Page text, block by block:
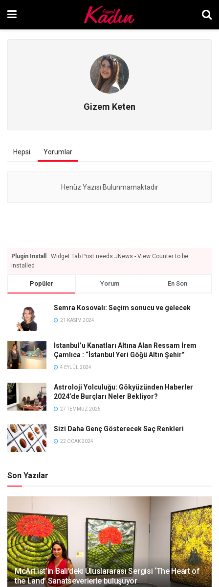
Gizem Keten
Hepsi Yorumlar
Henüz Yazısı Bulunmamaktadır
Plugin Install
: Widget Tab Post needs JNews - View Counter to be
installed
Popüler Yorum En Son
Semra Kosovalı: Seçim sonucu ve gelecek
21 KASIM 2024
İstanbul’u Kanatları Altına Alan Ressam İrem
Çamlıca : “İstanbul Yeri Göğü Altın Şehir”
4 EYLÜL 2024
Astroloji Yolculuğu: Gökyüzünden Haberler
2024’de Burçları Neler Bekliyor?
27 TEMMUZ 2025
Sizi Daha Genç Gösterecek Saç Renkleri
22 OCAK 2024
Son Yazılar
McArt.ist’in Bali’deki Uluslararası Sergisi ‘The Heart of
the Land’ Sanatseverlerle buluşuyor